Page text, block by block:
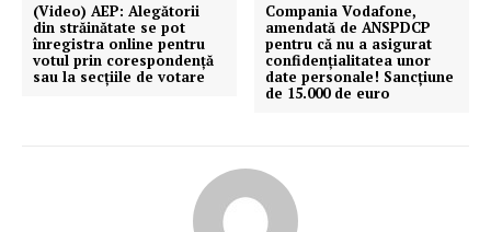
(Video) AEP: Alegătorii
din străinătate se pot
înregistra online pentru
votul prin corespondență
sau la secțiile de votare
Compania Vodafone,
amendată de ANSPDCP
pentru că nu a asigurat
confidențialitatea unor
date personale! Sancțiune
de 15.000 de euro